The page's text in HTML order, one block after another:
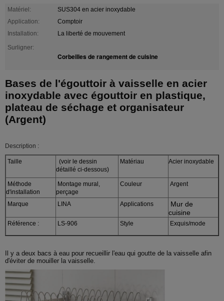
Matériel:
SUS304 en acier inoxydable
Application:
Comptoir
Installation:
La liberté de mouvement
Surligner:
Corbeilles de rangement de cuisine
Bases de l'égouttoir à vaisselle en acier
inoxydable avec égouttoir en plastique,
plateau de séchage et organisateur
(Argent)
Description :
Taille
(voir le dessin
détaillé ci-dessous)
Matériau Acier inoxydable
Méthode
d'installation
Montage mural,
perçage
Couleur Argent
Marque LINA Applications
Mur de
cuisine
Référence : LS-906 Style Exquis/mode
Il y a deux bacs à eau pour recueillir l'eau qui goutte de la vaisselle afin
d'éviter de mouiller la vaisselle.